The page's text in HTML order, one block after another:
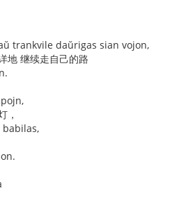
trankvile daŭrigas sian vojon,
地 继续走自己的路
，